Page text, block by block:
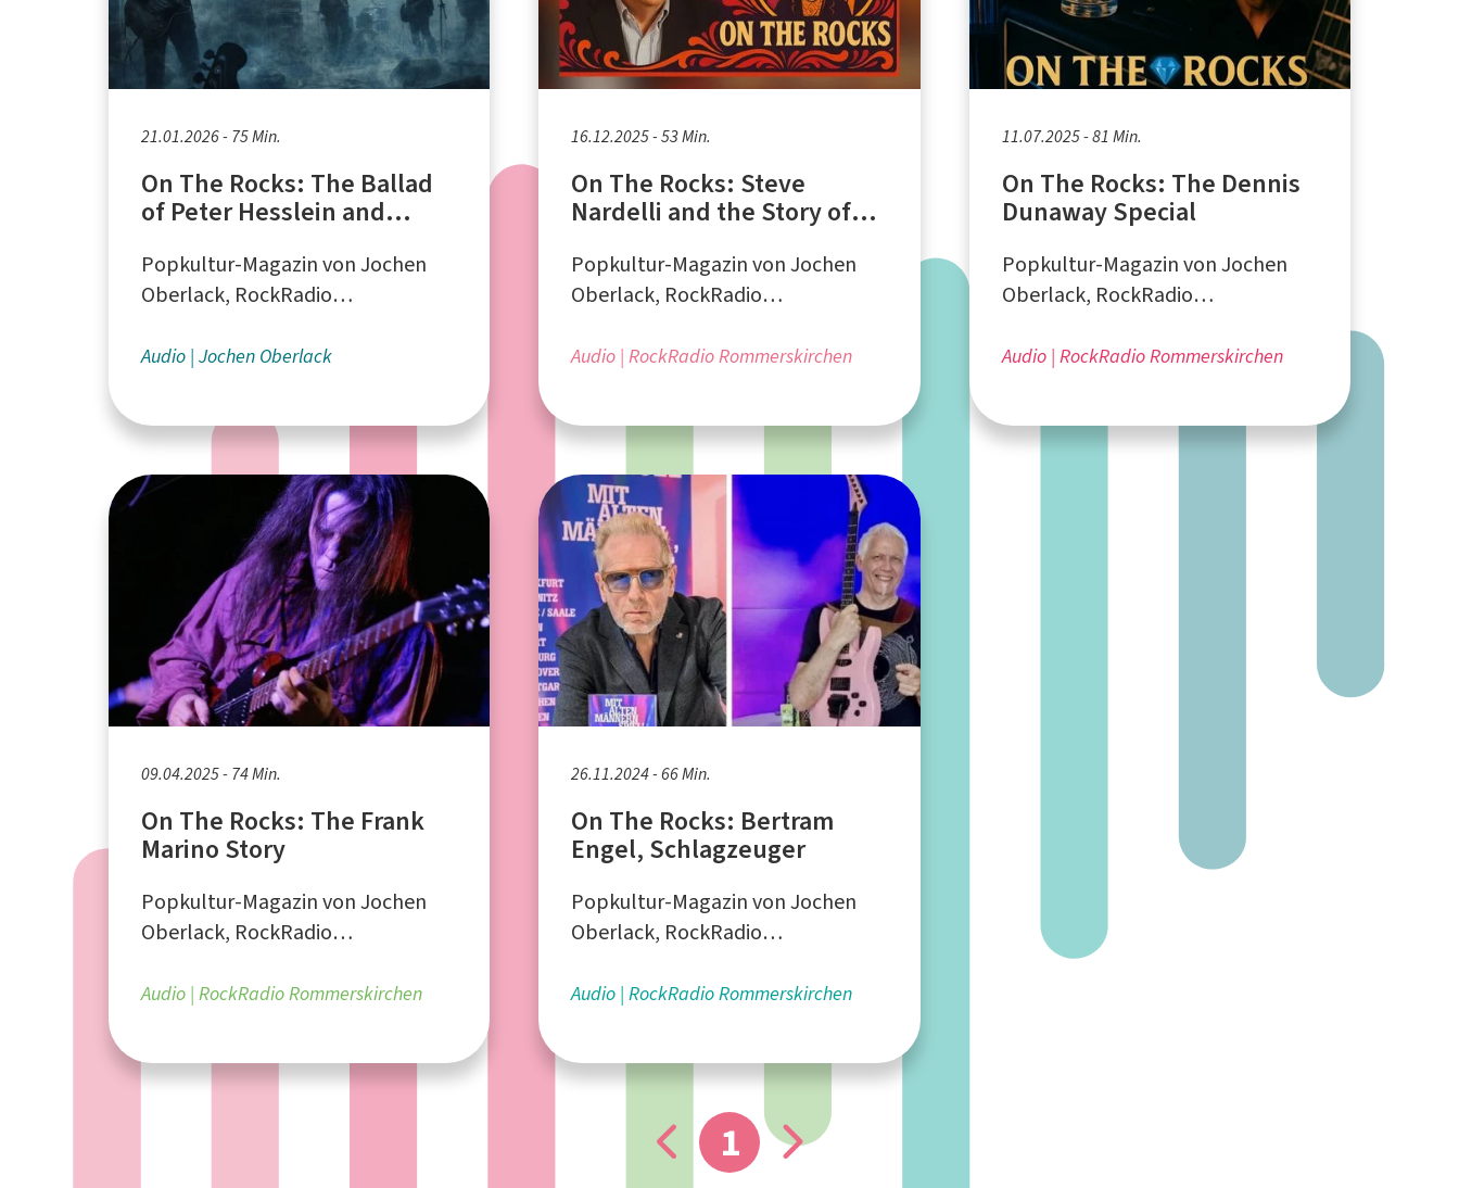
21.01.2026 - 75 Min.
On The Rocks: The Ballad
of Peter Hesslein and
Popkultur-Magazin von Jochen
Oberlack, RockRadio
Audio Jochen Oberlack
16.12.2025 - 53 Min.
On The Rocks: Steve
Nardelli and the Story of
Popkultur-Magazin von Jochen
Oberlack, RockRadio
Audio RockRadio Rommerskirchen
11.07.2025 - 81 Min.
On The Rocks: The Dennis
Dunaway Special
Popkultur-Magazin von Jochen
Oberlack, RockRadio
Audio RockRadio Rommerskirchen
09.04.2025 - 74 Min.
On The Rocks: The Frank
Marino Story
Popkultur-Magazin von Jochen
Oberlack, RockRadio
Audio RockRadio Rommerskirchen
26.11.2024 - 66 Min.
On The Rocks: Bertram
Engel, Schlagzeuger
Popkultur-Magazin von Jochen
Oberlack, RockRadio
Audio RockRadio Rommerskirchen
1